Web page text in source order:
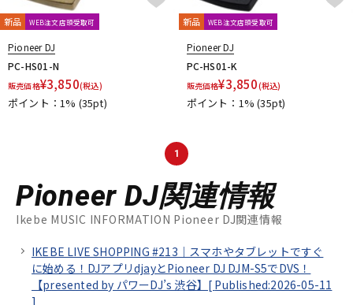
新品 WEB注文店頭受取可
Pioneer DJ
PC-HS01-N
販売価格¥3,850(税込)
ポイント：1% (35pt)
新品 WEB注文店頭受取可
Pioneer DJ
PC-HS01-K
販売価格¥3,850(税込)
ポイント：1%(35pt)
1
Pioneer DJ関連情報
Ikebe MUSIC INFORMATION Pioneer DJ関連情報
IKEBE LIVE SHOPPING #213｜スマホやタブレットですぐ
に始める！DJアプリdjayとPioneer DJ DJM-S5でDVS！
【presented by パワーDJ’s 渋谷】[ Published:2026-05-11
]